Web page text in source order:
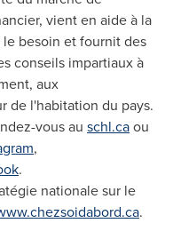
vient en aide à la
besoin et fournit des
conseils impartiaux à
aux
de l'habitation du pays.
vous au schl.caou
,
.
nationale sur le
.